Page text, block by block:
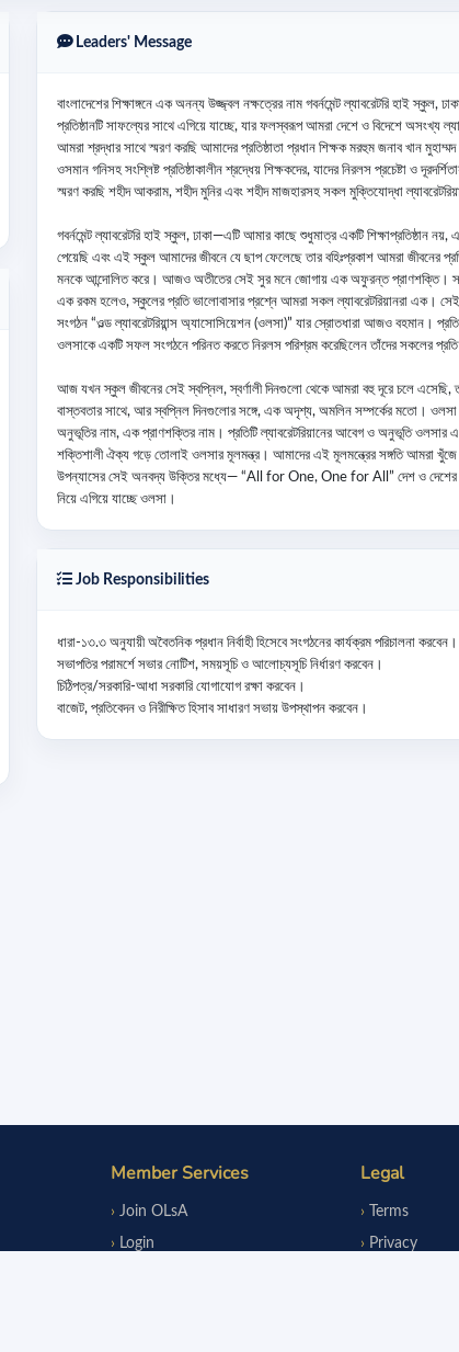
Leaders' Message
বাংলাদেশের শিক্ষাঙ্গনে এক অনন্য উজ্জ্বল নক্ষত্রের নাম গবর্নমেন্ট ল্যাবরেটরি হাই
প্রতিষ্ঠানটি সাফল্যের সাথে এগিয়ে যাচ্ছে, যার ফলস্বরূপ আমরা দেশে ও বিদেশে অসংখ্য
আমরা শ্রদ্ধার সাথে স্মরণ করছি আমাদের প্রতিষ্ঠাতা প্রধান শিক্ষক মরহুম জনাব খান
ওসমান গনিসহ সংশ্লিষ্ট প্রতিষ্ঠাকালীন শ্রদ্ধেয় শিক্ষকদের, যাদের নিরলস প্রচেষ্টা ও
স্মরণ করছি শহীদ আকরাম, শহীদ মুনির এবং শহীদ মাজহারসহ সকল মুক্তিযোদ্ধা
গবর্নমেন্ট ল্যাবরেটরি হাই স্কুল, ঢাকা—এটি আমার কাছে শুধুমাত্র একটি
পেয়েছি এবং এই স্কুল আমাদের জীবনে যে ছাপ ফেলেছে তার বহিঃপ্রকাশ আমরা জীবনের
মনকে আন্দোলিত করে। আজও অতীতের সেই সুর মনে জোগায় এক অফুরন্ত প্রাণশক্তি।
এক রকম হলেও, স্কুলের প্রতি ভালোবাসার প্রশ্নে আমরা সকল ল্যাবরেটরিয়ানরা এক।
সংগঠন “ওল্ড ল্যাবরেটরিয়ান্স অ্যাসোসিয়েশন (ওলসা)” যার স্রোতধারা আজও বহমান।
ওলসাকে একটি সফল সংগঠনে পরিনত করতে নিরলস পরিশ্রম করেছিলেন তাঁদের সকলের প্রতি
আজ যখন স্কুল জীবনের সেই স্বপ্নিল, স্বর্ণালী দিনগুলো থেকে আমরা বহু দূরে চলে
বাস্তবতার সাথে, আর স্বপ্নিল দিনগুলোর সঙ্গে, এক অদৃশ্য, অমলিন সম্পর্কের মতো।
অনুভূতির নাম, এক প্রাণশক্তির নাম। প্রতিটি ল্যাবরেটরিয়ানের আবেগ ও অনুভূতি ওলসার
শক্তিশালী ঐক্য গড়ে তোলাই ওলসার মূলমন্ত্র। আমাদের এই মূলমন্ত্রের সঙ্গতি আমরা খুঁজে
উপন্যাসের সেই অনবদ্য উক্তির মধ্যে— “All for One, One for All” দেশ ও দেশের
নিয়ে এগিয়ে যাচ্ছে ওলসা।
Job Responsibilities
ধারা-১৩.৩ অনুযায়ী অবৈতনিক প্রধান নির্বাহী হিসেবে সংগঠনের কার্যক্রম পরিচালনা করবেন।
সভাপতির পরামর্শে সভার নোটিশ, সময়সূচি ও আলোচ্যসূচি নির্ধারণ করবেন।
চিঠিপত্র/সরকারি-আধা সরকারি যোগাযোগ রক্ষা করবেন।
বাজেট, প্রতিবেদন ও নিরীক্ষিত হিসাব সাধারণ সভায় উপস্থাপন করবেন।
Member Services
Join OLsA
Login
Legal
Terms
Privacy